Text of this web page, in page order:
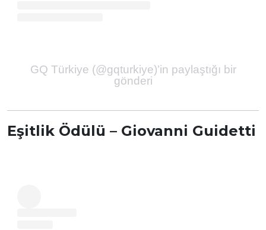
GQ Türkiye (@gqturkiye)’in paylaştığı bir
gönderi
Eşitlik Ödülü – Giovanni Guidetti